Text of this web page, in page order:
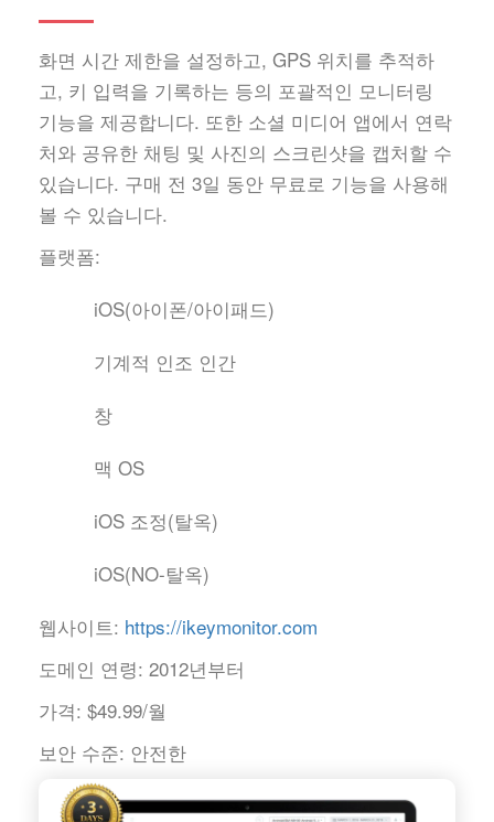
화면 시간 제한을 설정하고, GPS 위치를 추적하
고, 키 입력을 기록하는 등의 포괄적인 모니터링
기능을 제공합니다. 또한 소셜 미디어 앱에서 연락
처와 공유한 채팅 및 사진의 스크린샷을 캡처할 수
있습니다. 구매 전 3일 동안 무료로 기능을 사용해
볼 수 있습니다.
플랫폼:
iOS(아이폰/아이패드)
기계적 인조 인간
창
맥 OS
iOS 조정(탈옥)
iOS(NO-탈옥)
웹사이트: https://ikeymonitor.com
도메인 연령: 2012년부터
가격: $49.99/월
보안 수준: 안전한